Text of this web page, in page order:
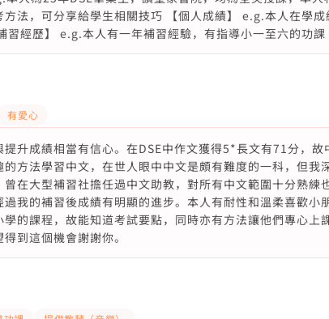
法，可分享給學生相關技巧 【個人成績】 e.g.本人在學成
習經歷】 e.g.本人有一年補習經驗，有指導小一至六的功課
有愛心
提升成績相當有信心。在DSE中作文獲得5*長文有71分，故
方法學習中文，在世人眼中中文是頗有難度的一科，但我
在大型補習社擔任過中文助教，對所有中文範圍十分熟練
過我的補習後成績有明顯的進步。本人有耐性和溫柔喜歡小
的課程，故能知道考試要點，同時亦有方法讓他們專心上
到這個機會謝謝你。